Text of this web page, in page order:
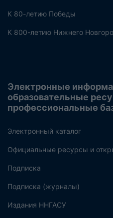
К 80-летию Победы
К 800-летию Нижнего
Электронные
образовательные
профессиональные
Электронный каталог
Официальные ресурсы и
Подписка
Подписка (журналы)
Издания ННГАСУ